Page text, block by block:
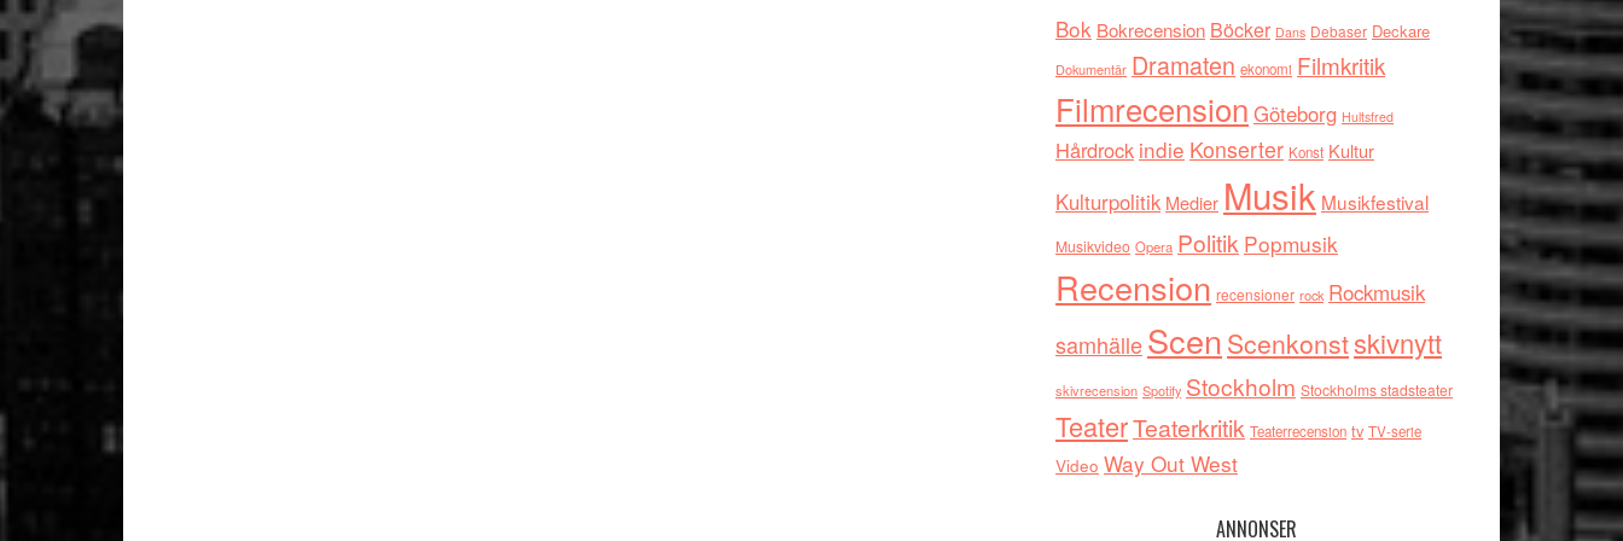
Bok Bokrecension Böcker Dans Debaser Deckare
Dokumentär Dramaten ekonomi Filmkritik
Filmrecension Göteborg Hultsfred
Hårdrock indie Konserter Konst Kultur
Kulturpolitik Medier Musik Musikfestival
Musikvideo Opera Politik Popmusik
Recension recensioner rock Rockmusik
samhälleScen Scenkonstskivnytt
skivrecension Spotify Stockholm Stockholms stadsteater
TeaterTeaterkritik Teaterrecension tv TV-serie
Video Way Out West
ANNONSER